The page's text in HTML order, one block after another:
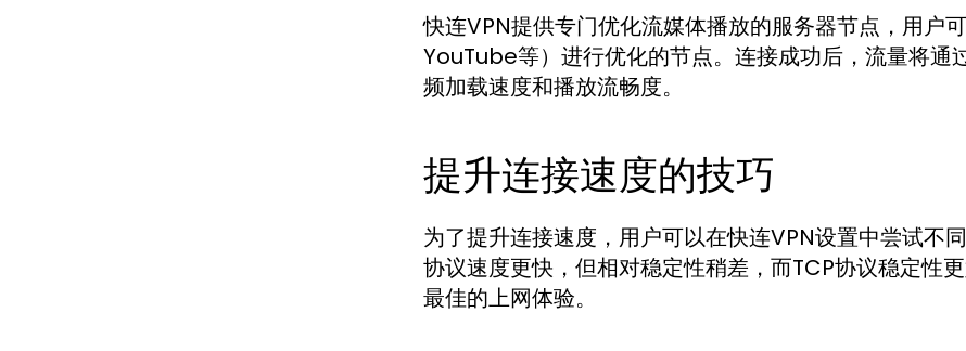
快连VPN提供专门优化流媒体播放的服务器节点，用户
YouTube等）进行优化的节点。连接成功后，流量将通
频加载速度和播放流畅度。
提升连接速度的技巧
为了提升连接速度，用户可以在快连VPN设置中尝试不
协议速度更快，但相对稳定性稍差，而TCP协议稳定性
最佳的上网体验。